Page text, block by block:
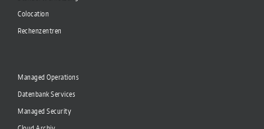
Colocation
Rechenzentren
Managed Operations
Datenbank Services
Managed Security